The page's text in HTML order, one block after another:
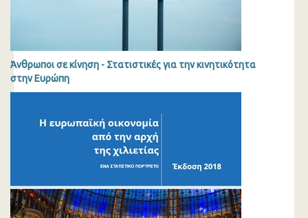
Άνθρωποι σε κίνηση - Στατιστικές για την κινητικότητα
στην Ευρώπη